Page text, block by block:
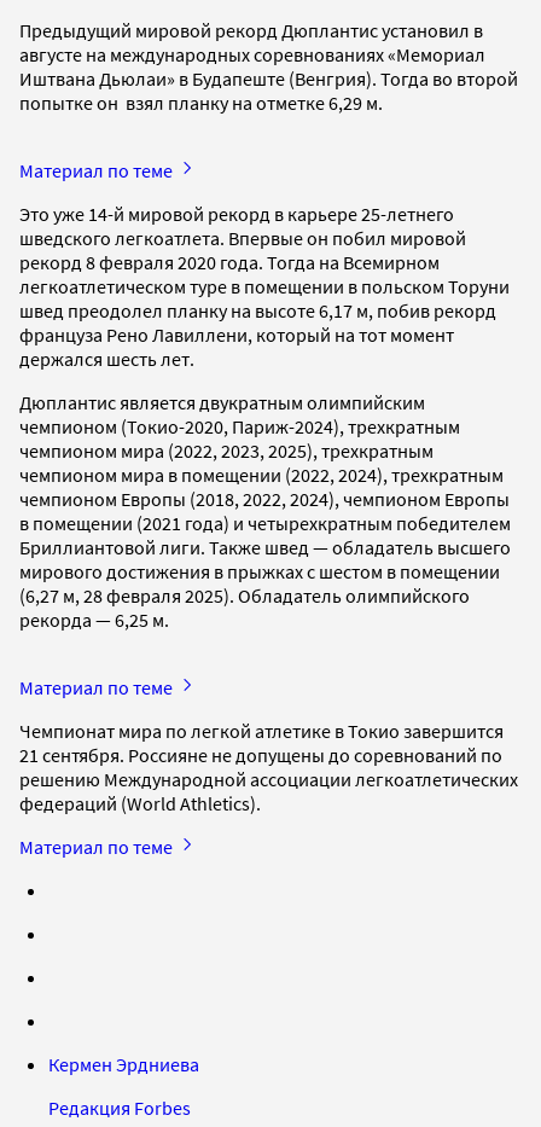
Предыдущий мировой рекорд Дюплантис установил в
августе на международных соревнованиях «Мемориал
Иштвана Дьюлаи» в Будапеште (Венгрия). Тогда во второй
попытке он взял планку на отметке 6,29 м.
Материал по теме
Это уже 14-й мировой рекорд в карьере 25-летнего
шведского легкоатлета. Впервые он побил мировой
рекорд 8 февраля 2020 года. Тогда на Всемирном
легкоатлетическом туре в помещении в польском Торуни
швед преодолел планку на высоте 6,17 м, побив рекорд
француза Рено Лавиллени, который на тот момент
держался шесть лет.
Дюплантис является двукратным олимпийским
чемпионом (Токио-2020, Париж-2024), трехкратным
чемпионом мира (2022, 2023, 2025), трехкратным
чемпионом мира в помещении (2022, 2024), трехкратным
чемпионом Европы (2018, 2022, 2024), чемпионом Европы
в помещении (2021 года) и четырехкратным победителем
Бриллиантовой лиги. Также швед — обладатель высшего
мирового достижения в прыжках с шестом в помещении
(6,27 м, 28 февраля 2025). Обладатель олимпийского
рекорда — 6,25 м.
Материал по теме
Чемпионат мира по легкой атлетике в Токио завершится
21 сентября. Россияне не допущены до соревнований по
решению Международной ассоциации легкоатлетических
федераций (World Athletics).
Материал по теме
Кермен Эрдниева
Редакция Forbes